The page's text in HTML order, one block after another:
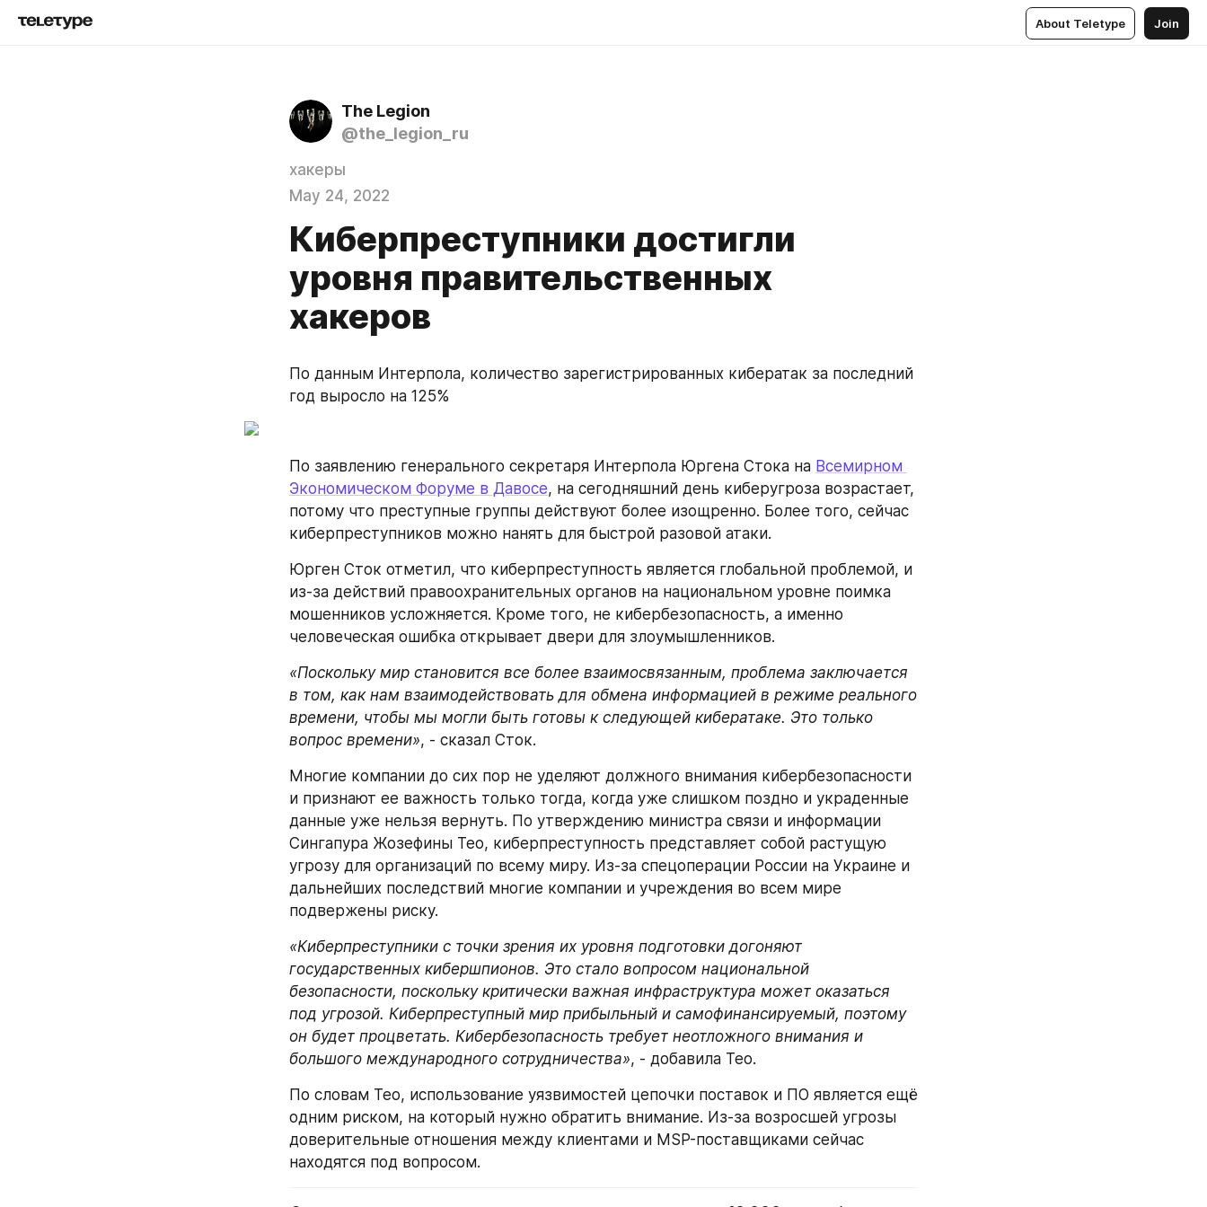
About Teletype Join
The Legion
@the_legion_ru
хакеры
May 24, 2022
Киберпреступники достигли
уровня правительственных
хакеров
По данным Интерпола, количество зарегистрированных кибератак за последний
год выросло на 125%
По заявлению генерального секретаря Интерпола Юргена Стока на Всемирном
Экономическом Форуме в Давосе, на сегодняшний день киберугроза возрастает,
потому что преступные группы действуют более изощренно. Более того, сейчас
киберпреступников можно нанять для быстрой разовой атаки.
Юрген Сток отметил, что киберпреступность является глобальной проблемой, и
из-за действий правоохранительных органов на национальном уровне поимка
мошенников усложняется. Кроме того, не кибербезопасность, а именно
человеческая ошибка открывает двери для злоумышленников.
«Поскольку мир становится все более взаимосвязанным, проблема заключается
в том, как нам взаимодействовать для обмена информацией в режиме реального
времени, чтобы мы могли быть готовы к следующей кибератаке. Это только
вопрос времени», - сказал Сток.
Многие компании до сих пор не уделяют должного внимания кибербезопасности
и признают ее важность только тогда, когда уже слишком поздно и украденные
данные уже нельзя вернуть. По утверждению министра связи и информации
Сингапура Жозефины Тео, киберпреступность представляет собой растущую
угрозу для организаций по всему миру. Из-за спецоперации России на Украине и
дальнейших последствий многие компании и учреждения во всем мире
подвержены риску.
«Киберпреступники с точки зрения их уровня подготовки догоняют
государственных кибершпионов. Это стало вопросом национальной
безопасности, поскольку критически важная инфраструктура может оказаться
под угрозой. Киберпреступный мир прибыльный и самофинансируемый, поэтому
он будет процветать. Кибербезопасность требует неотложного внимания и
большого международного сотрудничества», - добавила Тео.
По словам Тео, использование уязвимостей цепочки поставок и ПО является ещё
одним риском, на который нужно обратить внимание. Из-за возросшей угрозы
доверительные отношения между клиентами и MSP-поставщиками сейчас
находятся под вопросом.